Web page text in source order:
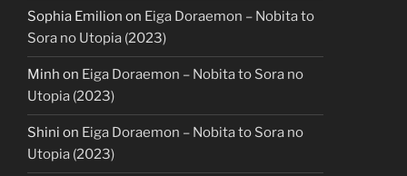
Sophia Emilion on Eiga Doraemon – Nobita to
Sora no Utopia (2023)
Minh on Eiga Doraemon – Nobita to Sora no
Utopia (2023)
Shini on Eiga Doraemon – Nobita to Sora no
Utopia (2023)